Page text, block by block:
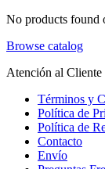
No products found
Browse catalog
Atención al Cliente
Términos y
Política de
Política de
Contacto
Envío